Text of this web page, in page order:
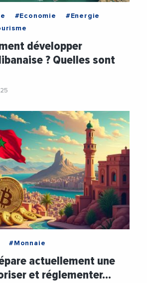
#Economie
#Energie
développer
? Quelles sont
#Monnaie
actuellement une
et réglementer…